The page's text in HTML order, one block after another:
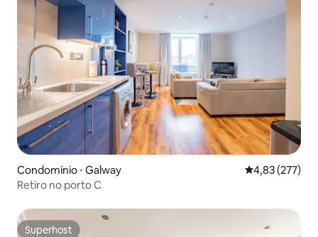
Condomínio ⋅ Galway 4,83 de uma
4,83 (277)
Retiro no porto C
Superhost